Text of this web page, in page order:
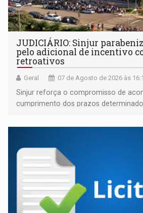
JUDICIÁRIO: Sinjur
pelo adicional de incentivo
retroativos
Geral 07 de Agosto de 2026 às
Sinjur reforça o compromisso de
cumprimento dos prazos